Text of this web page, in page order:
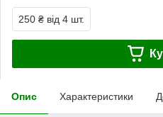
250 ₴ від 4 шт.
Опис Характеристики